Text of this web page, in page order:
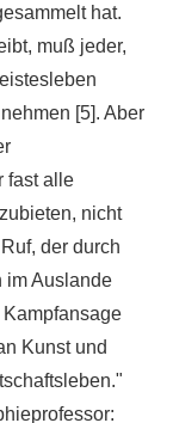
hat.
muß jeder,
[5]. Aber
fast alle
nicht
der durch
im Auslande
Kunst und